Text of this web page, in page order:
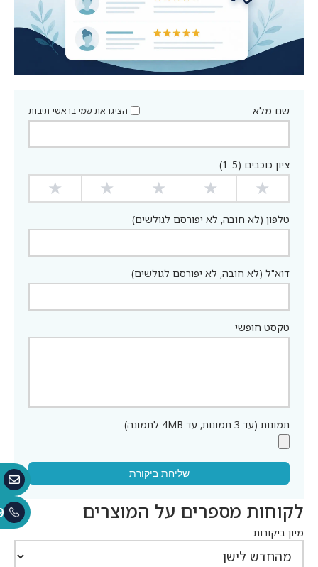
שם מלא הציגו את שמי בראשי תיבות
ציון כוכבים (1-5)
★
★
★
★
★
טלפון (לא חובה, לא יפורסם לגולשים)
דוא"ל (לא חובה, לא יפורסם לגולשים)
טקסט חופשי
תמונות (עד 3 תמונות, עד 4MB לתמונה)
שליחת ביקורת
לקוחות מספרים על המוצרים
מיון ביקורות: